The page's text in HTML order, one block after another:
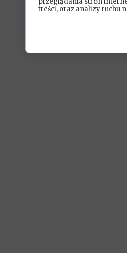
treści, oraz analizy ruchu